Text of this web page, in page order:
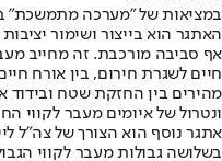
במציאות של "מערכה מתמשכת"
האתגר הוא בייצור ושימור
אף סביבה מורכבת. זה מחייב
חיים לשגרת חירום, בין אורח
מהירים בין החזקת שטח ובידוד
ונטרול של איומים מעבר לקווי
אתגר נוסף הוא הצורך של צה"ל
בשלושה גבולות מעבר לקווי